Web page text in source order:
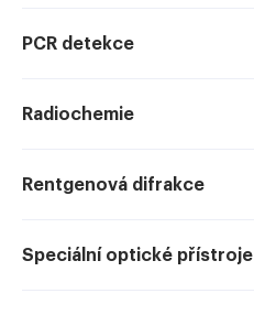
PCR detekce
Radiochemie
Rentgenová difrakce
Speciální optické přístroje